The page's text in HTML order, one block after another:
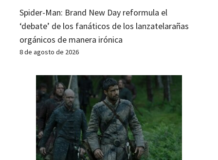
Spider-Man: Brand New Day reformula el
‘debate’ de los fanáticos de los lanzatelarañas
orgánicos de manera irónica
8 de agosto de 2026